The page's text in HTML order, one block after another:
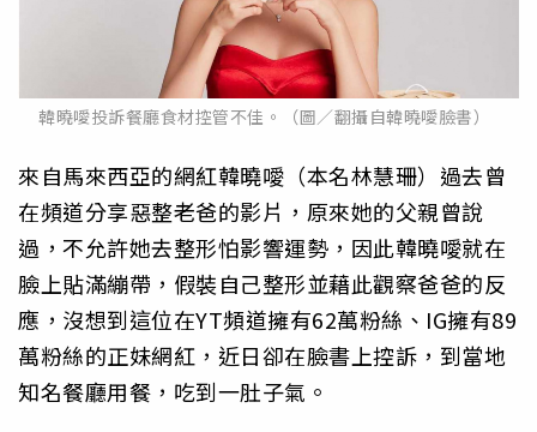
韓曉噯投訴餐廳食材控管不佳。（圖／翻攝自韓曉噯臉書）
來自馬來西亞的網紅韓曉噯（本名林慧珊）過去曾
在頻道分享惡整老爸的影片，原來她的父親曾說
過，不允許她去整形怕影響運勢，因此韓曉噯就在
臉上貼滿繃帶，假裝自己整形並藉此觀察爸爸的反
應，沒想到這位在YT頻道擁有62萬粉絲、IG擁有89
萬粉絲的正妹網紅，近日卻在臉書上控訴，到當地
知名餐廳用餐，吃到一肚子氣。